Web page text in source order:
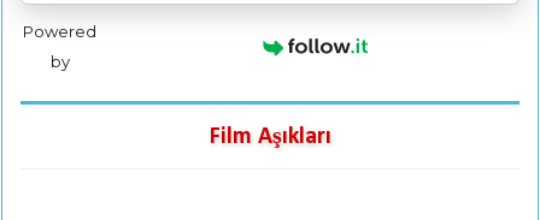
Powered
by
Film Aşıkları